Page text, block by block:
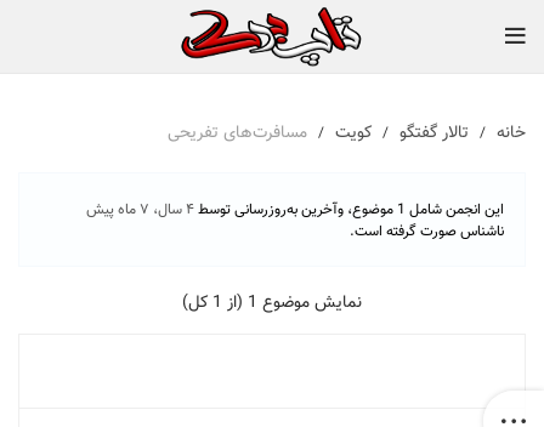
خانه تالار گفتگو کویت مسافرت‌های تفریحی
این انجمن شامل 1 موضوع، وآخرین به‌روزرسانی توسط
۴ سال، ۷ ماه پیش
ناشناسصورت گرفته است.
نمایش موضوع 1 (از 1 کل)